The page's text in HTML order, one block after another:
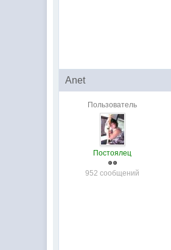
Anet
Пользователь
Постоялец
952 сообщений